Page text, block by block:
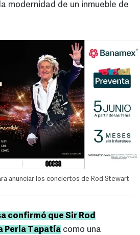
modernidad de un inmueble de
anunciar los conciertos de Rod Stewart
confirmó que Sir Rod
Perla Tapatía como una